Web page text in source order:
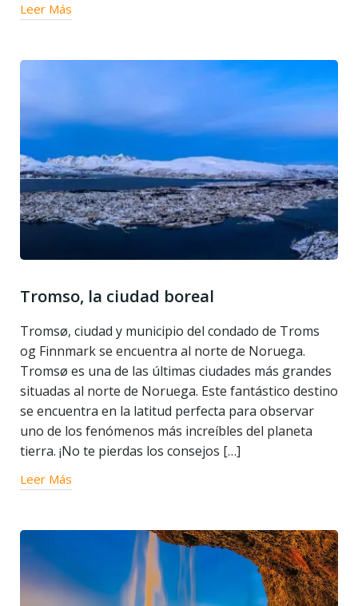
Leer Más
Tromso, la ciudad boreal
Tromsø, ciudad y municipio del condado de Troms
og Finnmark se encuentra al norte de Noruega.
Tromsø es una de las últimas ciudades más grandes
situadas al norte de Noruega. Este fantástico destino
se encuentra en la latitud perfecta para observar
uno de los fenómenos más increíbles del planeta
tierra. ¡No te pierdas los consejos […]
Leer Más